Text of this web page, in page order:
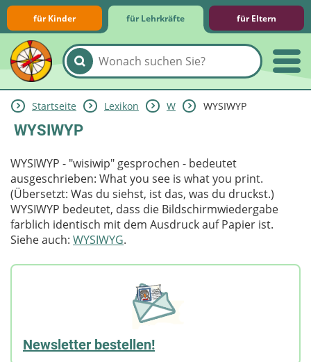
für Kinder für Lehrkräfte für Eltern
Lernmodule
Unterrichts­materialien
Internet-ABC-Schule
Praxishilfen
Aktuelles
Startseite Lexikon W WYSIWYP
WYSIWYP
WYSIWYP - "wisiwip" gesprochen - bedeutet
ausgeschrieben: What you see is what you print.
(Übersetzt: Was du siehst, ist das, was du druckst.)
WYSIWYP bedeutet, dass die Bildschirmwiedergabe
farblich identisch mit dem Ausdruck auf Papier ist.
Siehe auch: WYSIWYG.
Newsletter bestellen!